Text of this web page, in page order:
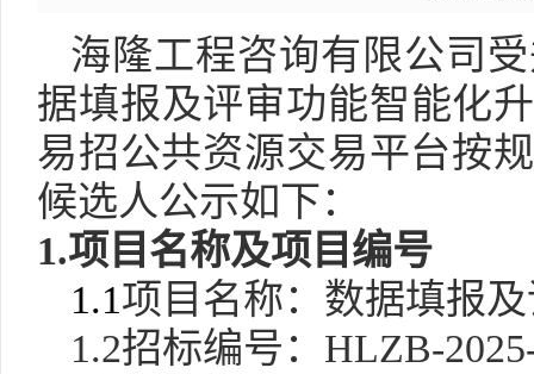
海隆工程咨询有限公司 受
据填报及评审功能智能化
易招公共资源交易平台按
候选人公示如下：
1.项目名称及项目编号
1.1项目名称：数据填报
1.2招标编号：HLZB-20